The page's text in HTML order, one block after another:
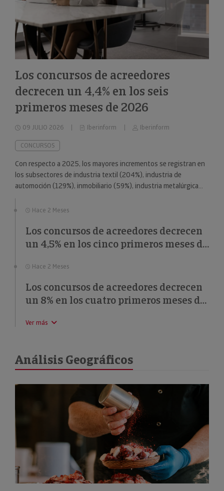
Los concursos de acreedores
decrecen un 4,4% en los seis
primeros meses de 2026
09 JULIO 2026 Iberinform Iberinform
CONCURSOS
Con respecto a 2025, los mayores incrementos se registran en
los subsectores de industria textil (204%), industria de
automoción (129%), inmobiliario (59%), industria metalúrgica
(57%) y educación (49%).
Hace 2 Meses
Los concursos de acreedores decrecen
un 4,5% en los cinco primeros meses de
Hace 2 Meses
Los concursos de acreedores decrecen
un 8% en los cuatro primeros meses de
Ver más
Análisis Geográficos